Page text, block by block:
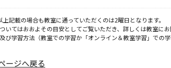
記載の場合も教室に通っていただくのは2曜日となります。
いてはおおよその目安としてご覧いただき、詳しくは教室に
び学習方法（教室での学習か「オンライン＆教室学習」での
ージへ戻る